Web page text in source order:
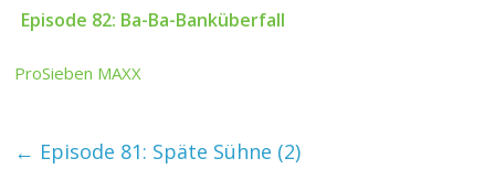
Episode 82: Ba-Ba-Banküberfall
ProSieben MAXX
← Episode 81: Späte Sühne (2)